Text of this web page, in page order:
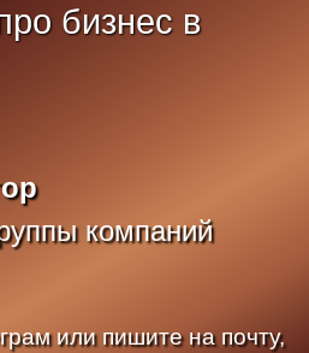
бизнес в
компаний
или пишите на почту,